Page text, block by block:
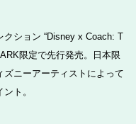
ション “Disney x Coach: T
限定で先行発売。日本限
ニーアーティストによって
ト。